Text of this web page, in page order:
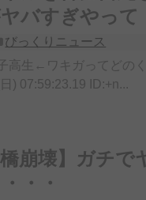
バすぎやって
びっくりニュース
高生←ワキガってどの
) 07:59:23.19 ID:+n...
崩壊】ガチで
・・